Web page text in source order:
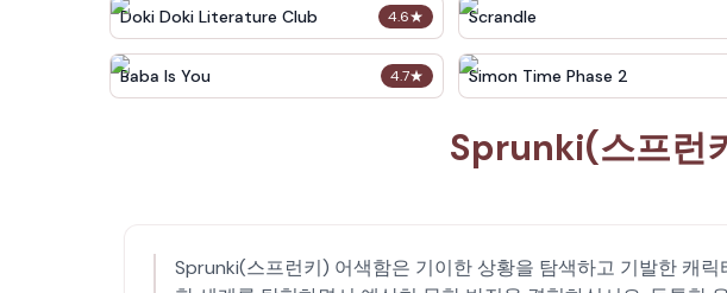
4.6★
Doki Doki Literature Club Scrandle
4.7★
Baba Is You Simon Time Phase 2
Sprunki(스프런
Sprunki(스프런키) 어색함은 기이한 상황을 탐색하고 기발한 캐